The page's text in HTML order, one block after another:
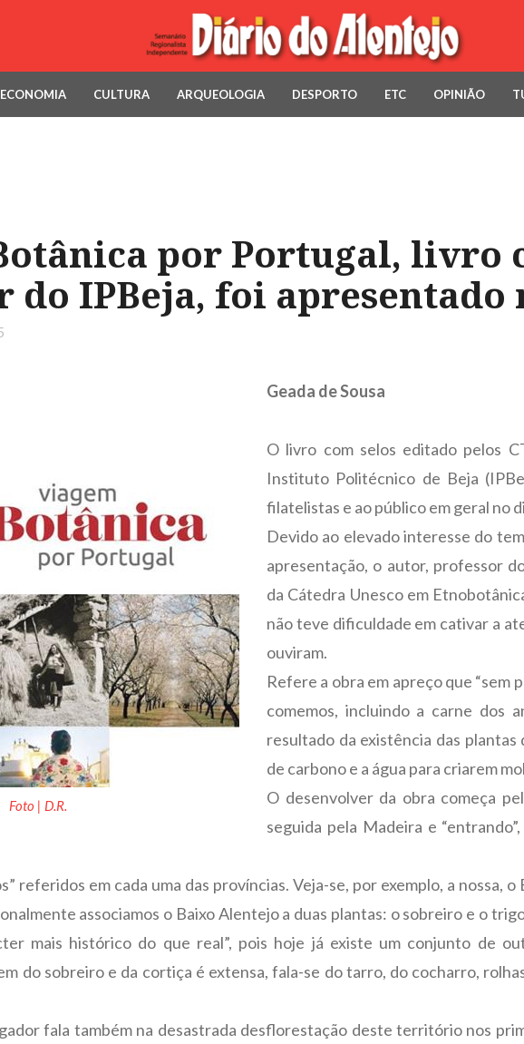
ECONOMIA CULTURA ARQUEOLOGIA DESPORTO ETC OPINIÃO
por Portugal, livro
do IPBeja, foi apresentado
Foto | D.R.
Geada de Sousa
O livro com selos editado pelos
Instituto Politécnico de Beja
filatelistas e ao público em geral no
Devido ao elevado interesse do
apresentação, o autor, professor
da Cátedra Unesco em
não teve dificuldade em cativar a
ouviram.
Refere a obra em apreço que “sem
comemos, incluindo a carne dos
resultado da existência das plantas
de carbono e a água para criarem
O desenvolver da obra começa
seguida pela Madeira e
referidos em cada uma das províncias. Veja-se, por exemplo, a nossa,
associamos o Baixo Alentejo a duas plantas: o sobreiro e o
mais histórico do que real”, pois hoje já existe um conjunto de
do sobreiro e da cortiça é extensa, fala-se do tarro, do cocharro,
fala também na desastrada desflorestação deste território nos